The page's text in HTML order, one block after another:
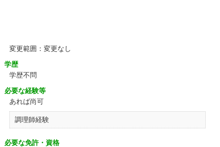
変更範囲：変更なし
学歴
学歴不問
必要な経験等
あれば尚可
調理師経験
必要な免許・資格